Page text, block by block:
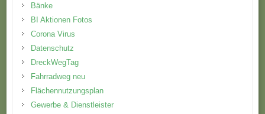
Bänke
BI Aktionen Fotos
Corona Virus
Datenschutz
DreckWegTag
Fahrradweg neu
Flächennutzungsplan
Gewerbe & Dienstleister